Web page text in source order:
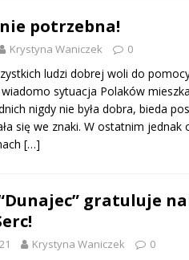
potrzebna!
Krystyna Waniczek 0
ludzi dobrej woli do
wiadomo sytuacja Polaków
nigdy nie była dobra, bieda
się we znaki. W ostatnim jednak
[…]
gratuluje
Krystyna Waniczek 0